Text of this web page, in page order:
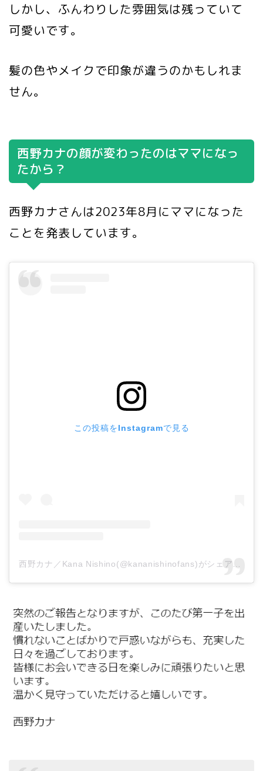
しかし、ふんわりした雰囲気は残っていて
可愛いです。
髪の色やメイクで印象が違うのかもしれま
せん。
西野カナの顔が変わったのはママになっ
たから？
西野カナさんは2023年8月にママになった
ことを発表しています。
この投稿をInstagramで見る